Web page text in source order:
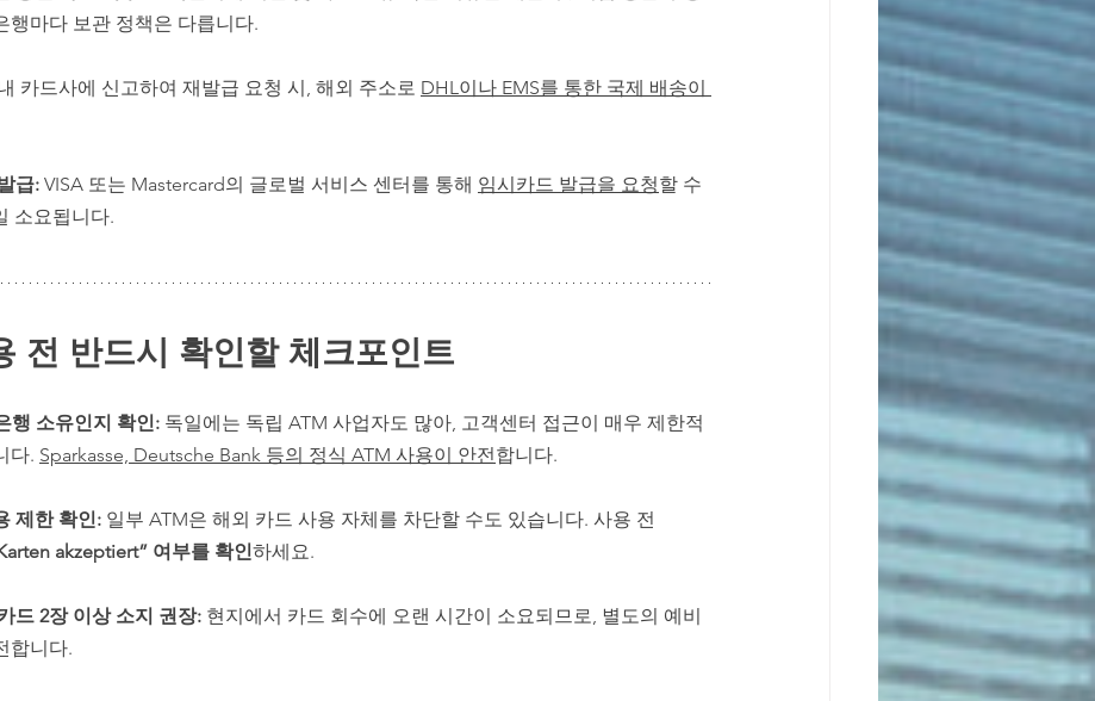
행마다 보관 정책은 다릅니다.
카드사에 신고하여 재발급 요청 시, 해외 주소로 DHL이나 EMS를 통한 국제 배송이
급: VISA 또는 Mastercard의 글로벌 서비스 센터를 통해 임시카드 발급을 요청할 수
소요됩니다.
전 반드시 확인할 체크포인트
행 소유인지 확인: 독일에는 독립 ATM 사업자도 많아, 고객센터 접근이 매우 제한적
다. Sparkasse, Deutsche Bank 등의 정식 ATM 사용이 안전합니다.
제한 확인: 일부 ATM은 해외 카드 사용 자체를 차단할 수도 있습니다. 사용 전
akzeptiert” 여부를 확인하세요.
드 2장 이상 소지 권장: 현지에서 카드 회수에 오랜 시간이 소요되므로, 별도의 예비
합니다.